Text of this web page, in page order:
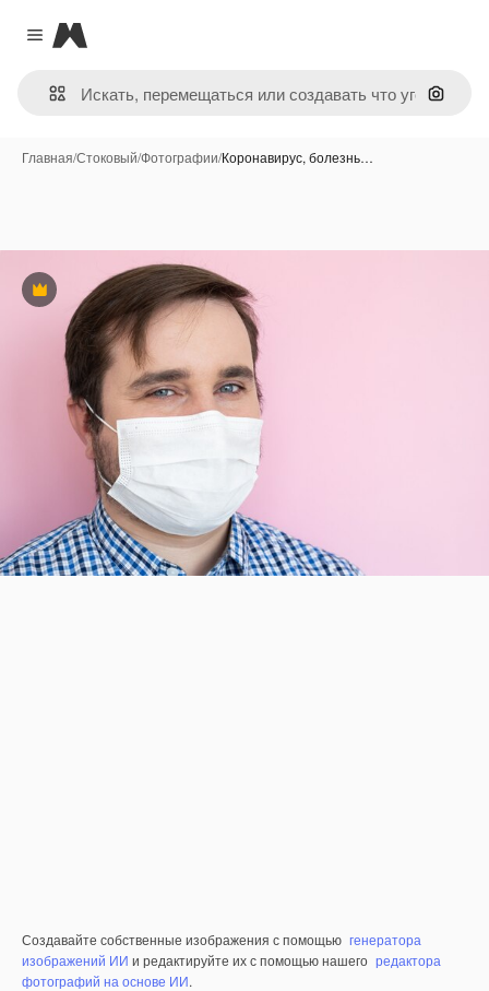
Close menu
Magnific
Поиск
Главная/Стоковый/Фотографии/Коронавирус, болезнь…
Премиум
Создавайте собственные изображения с помощью генератора
изображений ИИ и редактируйте их с помощью нашего редактора
фотографий на основе ИИ.